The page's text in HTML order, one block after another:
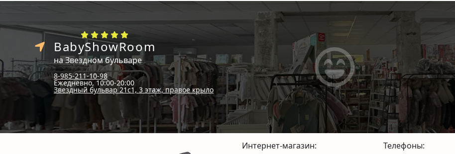
BabyShowRoom
на Звездном бульваре
8-985-211-10-98
Ежедневно, 10:00-20:00
Звездный бульвар 21с1, 3 этаж, правое крыло
Интернет-магазин: Телефоны: